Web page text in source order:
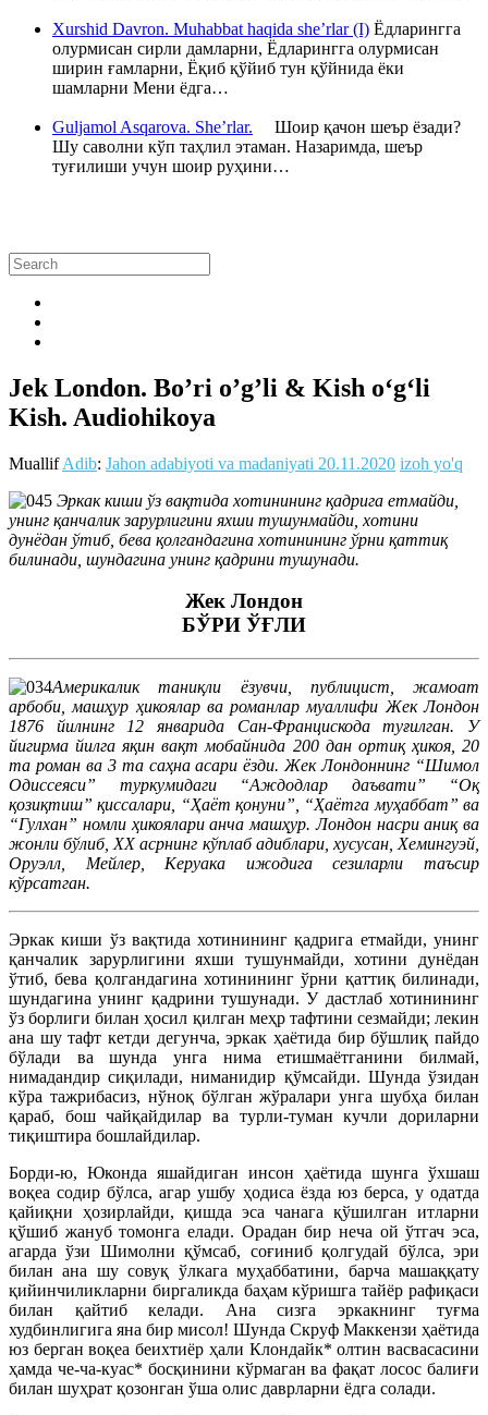
Xurshid Davron. Muhabbat haqida she’rlar (I) Ёдларингга
олурмисан сирли дамларни, Ёдларингга олурмисан
ширин ғамларни, Ёқиб қўйиб тун қўйнида ёки
шамларни Мени ёдга…
Guljamol Asqarova. She’rlar. Шоир қачон шеър ёзади?
Шу саволни кўп таҳлил этаман. Назаримда, шеър
туғилиши учун шоир руҳини…
Jek London. Bo’ri o’g’li & Kish o‘g‘li
Kish. Audiohikoya
MuallifAdib: Jahon adabiyoti va madaniyati 20.11.2020 izoh yo'q
Эркак киши ўз вақтида хотинининг қадрига етмайди,
унинг қанчалик зарурлигини яхши тушунмайди, хотини
дунёдан ўтиб, бева қолгандагина хотинининг ўрни қаттиқ
билинади, шундагина унинг қадрини тушунади.
Жек Лондон
БЎРИ ЎҒЛИ
Америкалик таниқли ёзувчи, публицист, жамоат
арбоби, машҳур ҳикоялар ва романлар муаллифи Жек Лондон
1876 йилнинг 12 январида Сан-Францискода туғилган. У
йигирма йилга яқин вақт мобайнида 200 дан ортиқ ҳикоя, 20
та роман ва 3 та саҳна асари ёзди. Жек Лондоннинг “Шимол
Одиссеяси” туркумидаги “Аждодлар даъвати” “Оқ
қозиқтиш” қиссалари, “Ҳаёт қонуни”, “Ҳаётга муҳаббат” ва
“Гулхан” номли ҳикоялари анча машҳур. Лондон насри аниқ ва
жонли бўлиб, ХХ асрнинг кўплаб адиблари, хусусан, Хемингуэй,
Оруэлл, Мейлер, Керуака ижодига сезиларли таъсир
кўрсатган.
Эркак киши ўз вақтида хотинининг қадрига етмайди, унинг
қанчалик зарурлигини яхши тушунмайди, хотини дунёдан
ўтиб, бева қолгандагина хотинининг ўрни қаттиқ билинади,
шундагина унинг қадрини тушунади. У дастлаб хотинининг
ўз борлиги билан ҳосил қилган меҳр тафтини сезмайди; лекин
ана шу тафт кетди дегунча, эркак ҳаётида бир бўшлиқ пайдо
бўлади ва шунда унга нима етишмаётганини билмай,
нимадандир сиқилади, ниманидир қўмсайди. Шунда ўзидан
кўра тажрибасиз, нўноқ бўлган жўралари унга шубҳа билан
қараб, бош чайқайдилар ва турли-туман кучли дориларни
тиқиштира бошлайдилар.
Борди-ю, Юконда яшайдиган инсон ҳаётида шунга ўхшаш
воқеа содир бўлса, агар ушбу ҳодиса ёзда юз берса, у одатда
қайиқни ҳозирлайди, қишда эса чанага қўшилган итларни
қўшиб жануб томонга елади. Орадан бир неча ой ўтгач эса,
агарда ўзи Шимолни қўмсаб, соғиниб қолгудай бўлса, эри
билан ана шу совуқ ўлкага муҳаббатини, барча машаққату
қийинчиликларни биргаликда баҳам кўришга тайёр рафиқаси
билан қайтиб келади. Ана сизга эркакнинг туғма
худбинлигига яна бир мисол! Шунда Скруф Маккензи ҳаётида
юз берган воқеа беихтиёр ҳали Клондайк* олтин васвасасини
ҳамда че-ча-куас* босқинини кўрмаган ва фақат лосос балиғи
билан шуҳрат қозонган ўша олис даврларни ёдга солади.